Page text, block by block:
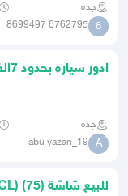
جده
6
6762795 8699497
ادور سياره بحدود 7الف او8الف
جده
A
abu yazan_19
للبيع شاشة (TCL) (75) بوصة (C7K)